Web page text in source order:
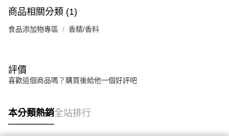
商品相關分類 (1)
食品添加物專區 香精/香料
評價
喜歡這個商品嗎？購買後給他一個好評吧
本分類熱銷全站排行